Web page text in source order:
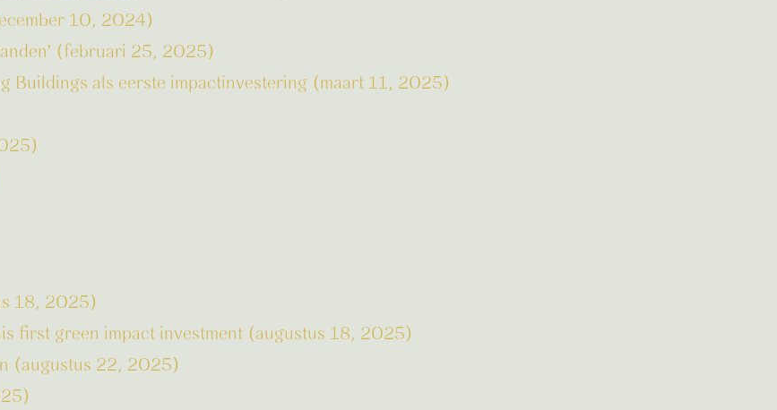
10, 2024)
(februari 25, 2025)
Buildings als eerste impactinvestering (maart 11, 2025)
18, 2025)
first green impact investment (augustus 18, 2025)
(augustus 22, 2025)